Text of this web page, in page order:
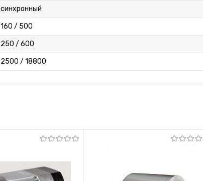
синхронный
160 / 500
250 / 600
2500 / 18800